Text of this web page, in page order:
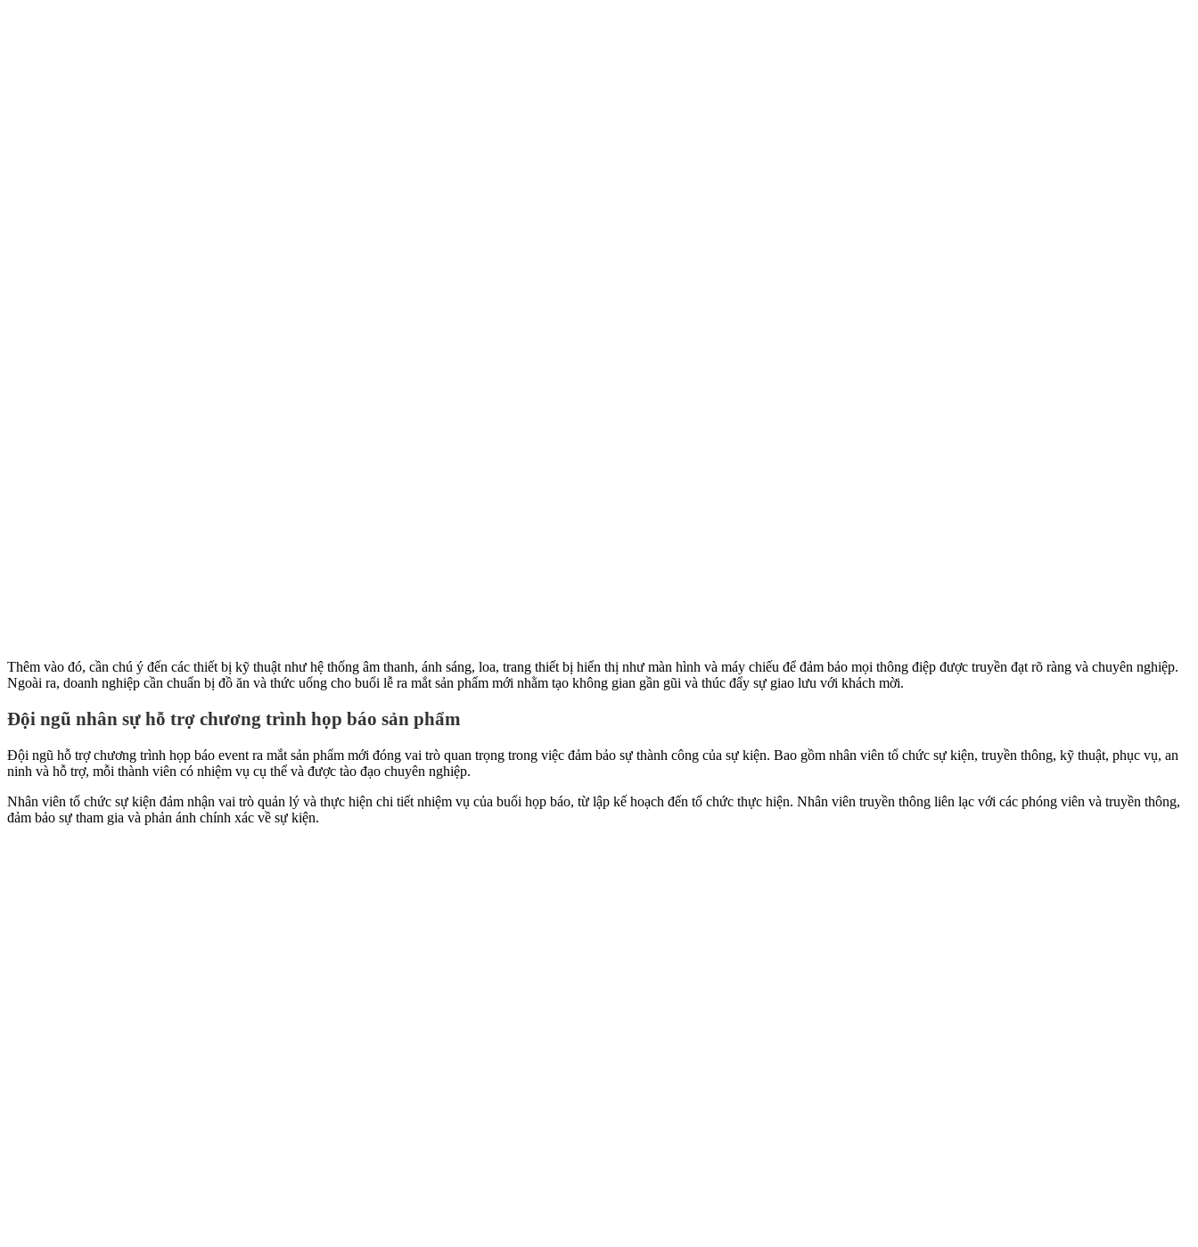
Thêm vào đó, cần chú ý đến các thiết bị kỹ thuật như hệ thống âm thanh, ánh sáng, loa, trang thiết bị hiển thị như màn hình và máy chiếu để đảm bảo mọi thông điệp được truyền đạt rõ ràng và chuyên nghiệp.
Ngoài ra, doanh nghiệp cần chuẩn bị đồ ăn và thức uống cho buổi lễ ra mắt sản phẩm mới nhằm tạo không gian gần gũi và thúc đẩy sự giao lưu với khách mời.
Đội ngũ nhân sự hỗ trợ chương trình họp báo sản phẩm
Đội ngũ hỗ trợ chương trình họp báo event ra mắt sản phẩm mới đóng vai trò quan trọng trong việc đảm bảo sự thành công của sự kiện. Bao gồm nhân viên tổ chức sự kiện, truyền thông, kỹ thuật, phục vụ, an
ninh và hỗ trợ, mỗi thành viên có nhiệm vụ cụ thể và được tào đạo chuyên nghiệp.
Nhân viên tổ chức sự kiện đảm nhận vai trò quản lý và thực hiện chi tiết nhiệm vụ của buổi họp báo, từ lập kế hoạch đến tổ chức thực hiện. Nhân viên truyền thông liên lạc với các phóng viên và truyền thông,
đảm bảo sự tham gia và phản ánh chính xác về sự kiện.